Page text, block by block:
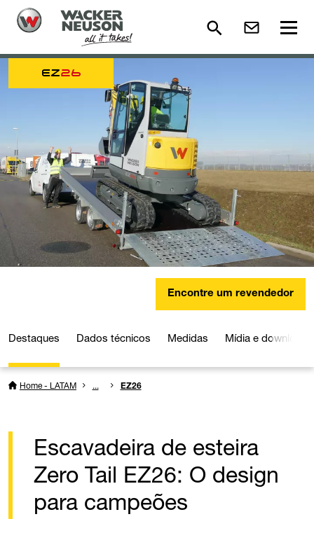
EZ26
Encontre um revendedor
Destaques Dados técnicos Medidas Mídia e downloads
Home - LATAM ... EZ26
Escavadeira de esteira
Zero Tail EZ26: O design
para campeões